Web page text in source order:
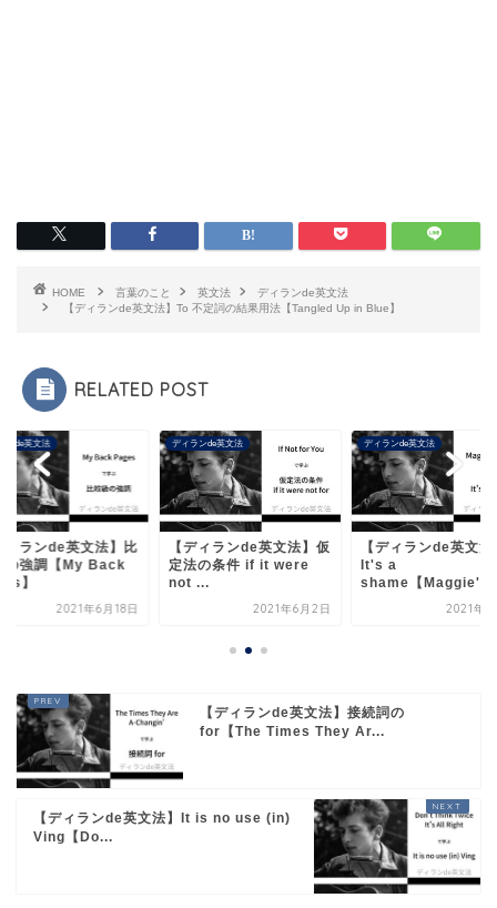
HOME 言葉のこと 英文法
ディランde英文法
【ディランde英文法】To 不定詞の結果用法【Tangled Up in Blue】
RELATED POST
ンde英文法
ィランde英文法】仮
の条件 if it were
...
2021年6月2日
ディランde英文法
【ディランde英文法】
It's a
shame【Maggie's ...
2021年6月3日
ディランde英文法
【ディランde英文法
較級の強調【My
Pages】
2021年6
【ディランde英文法】接続詞の
for【The Times They Ar...
【ディランde英文法】It is no use (in)
Ving【Do...